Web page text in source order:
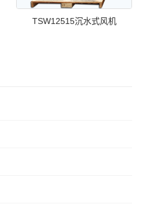
TSW12515沉水式风机